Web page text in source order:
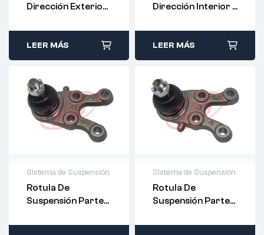
Dirección Exterior
LEER MÁS
Dirección Interior –
555 –
LEER MÁS
Sistema de Suspensión
Rotula De
Suspensión Parte
555 – SB-7722R
Sistema de Suspensión
Rotula De
Suspensión Parte
555 – SB-7722L